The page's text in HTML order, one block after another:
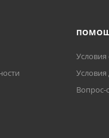
Условия
Вопрос-